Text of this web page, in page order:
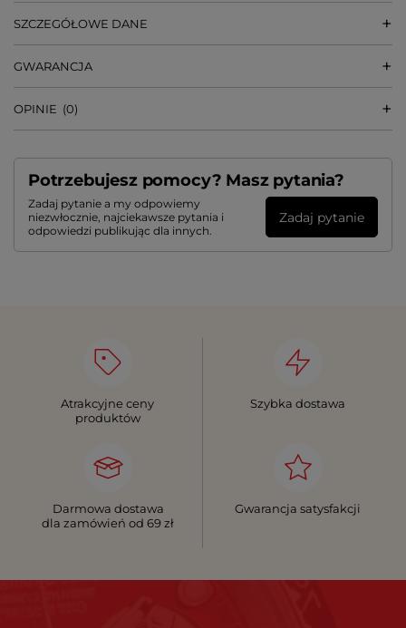
SZCZEGÓŁOWE DANE
GWARANCJA
OPINIE (0)
Potrzebujesz pomocy? Masz pytania?
Zadaj pytanie a my odpowiemy
niezwłocznie, najciekawsze pytania i
odpowiedzi publikując dla innych.
Zadaj pytanie
Atrakcyjne ceny
produktów
Szybka dostawa
Darmowa dostawa
dla zamówień od 69 zł
Gwarancja satysfakcji